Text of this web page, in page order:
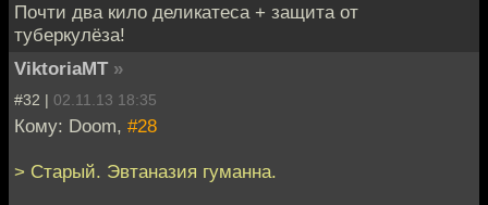
Почти два кило деликатеса + защита от
туберкулёза!
ViktoriaMT »
#32 | 02.11.13 18:35
Кому: Doom, #28
> Старый. Эвтаназия гуманна.